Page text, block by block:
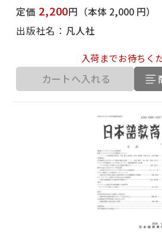
定価 2,200円 （本体 2,000 円）
出版社名： 凡人社
入荷までお待ちく
カートへ入れる